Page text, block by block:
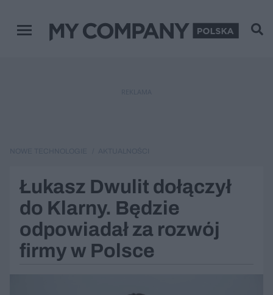
Menu główne
Łukasz Dwulit dołączył
do Klarny. Będzie
odpowiadał za rozwój
firmy w Polsce